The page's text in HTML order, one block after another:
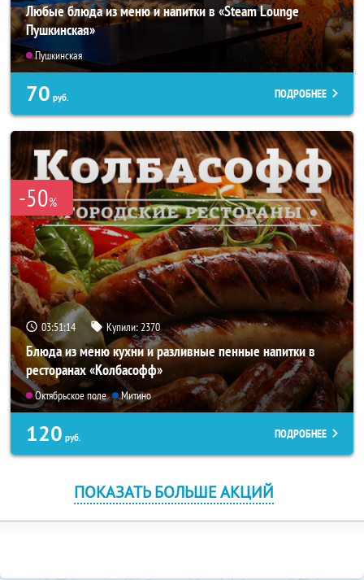
Любые блюда из меню и напитки в «Steam Lounge
Пушкинская»
Пушкинская
70 руб. ПОДРОБНЕЕ
-50%
03:51:13 Купили: 2370
Блюда из меню кухни и разливные пенные напитки в
ресторанах «Колбасофф»
Октябрьское поле Митино
120 руб. ПОДРОБНЕЕ
ПОКАЗАТЬ БОЛЬШЕ АКЦИЙ